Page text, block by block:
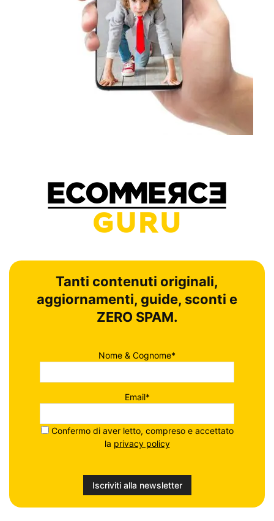
Tanti contenuti originali,
aggiornamenti, guide, sconti e
ZERO SPAM.
Nome & Cognome*
Email*
Confermo di aver letto, compreso e accettato
la privacy policy